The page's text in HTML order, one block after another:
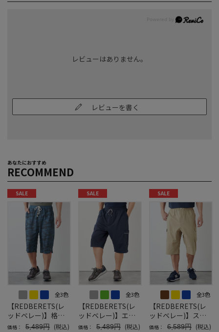
レビューはありません。
レビューを書く
あなたにおすすめ
RECOMMEND
SALE
全3色
【REDBERETS(レ
ッドベレー)】格子
編み迷彩ハーフパン
価格： 5,489円 (税込)
SALE
全3色
【REDBERETS(レ
ッドベレー)】エン
ボスダンボールニッ
価格： 5,489円 (税込)
SALE
全3色
【REDBERETS(レ
ッドベレー)】スト
レッチサッカーマリ
価格： 6,589円 (税込)